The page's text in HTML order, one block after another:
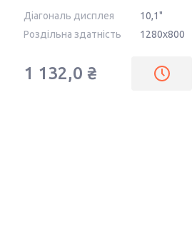
Діагональ дисплея
10,1"
Роздільна здатність
1280x800
1 132,0 ₴